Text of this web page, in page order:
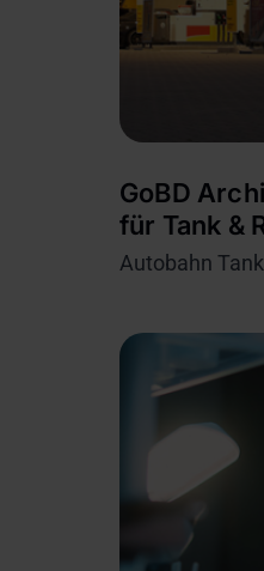
GoBD
für Tank &
Autobahn